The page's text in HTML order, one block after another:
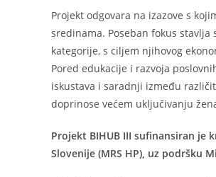
Projekt odgovara na izazove s
sredinama. Poseban fokus
kategorije, s ciljem njihovog
Pored edukacije i razvoja
iskustava i saradnji između
doprinose većem uključivanju
Projekt BIHUB III sufinansiran je
Slovenije (MRS HP), uz podršku